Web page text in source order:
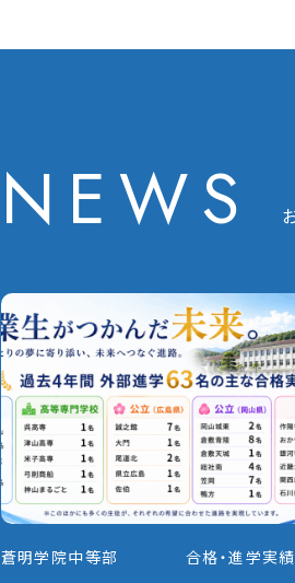
NEWS
蒼明学院中等部 合格・進学実績